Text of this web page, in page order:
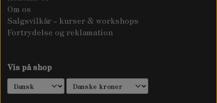
Om os
Salgsvilkår - kurser & workshops
Fortrydelse og reklamation
Vis på shop